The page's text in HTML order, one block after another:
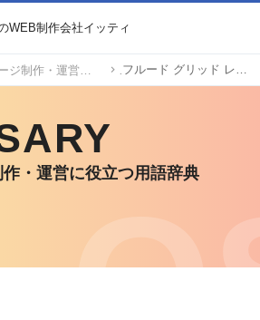
ホームページ制作・運営用語 フルード グリッド レイアウト
・運営に役立つ用語辞典
WEB制作会社イッティ